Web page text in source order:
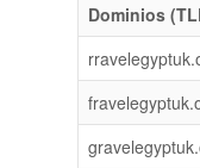
Dominios